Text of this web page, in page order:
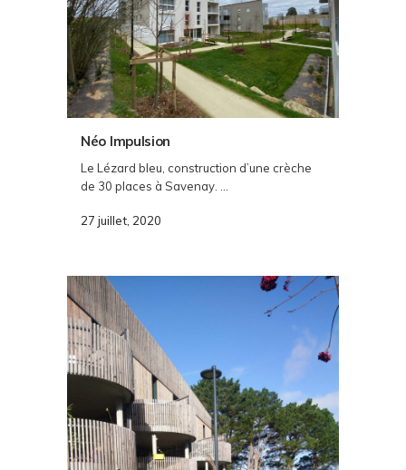
Néo Impulsion
Le Lézard bleu, construction d’une crèche
de 30 places à Savenay. ...
27 juillet, 2020